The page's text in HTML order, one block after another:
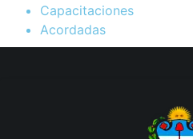
Capacitaciones
Acordadas